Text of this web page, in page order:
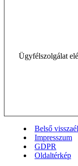
Ügyfélszolgálat
Belső
Impresszum
GDPR
Oldaltérkép